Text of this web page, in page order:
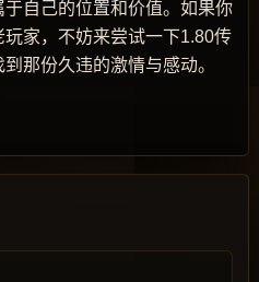
自己的位置和价值。如果你
家，不妨来尝试一下1.80传
那份久违的激情与感动。